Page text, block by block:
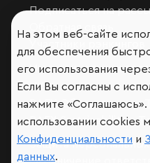
Подписаться на
Обратная связь
Участники рэнкингов
Мы в социальных
VK
RAEX Образование –
RAEX Sustainability –
Защита
На этом веб-сайте
для обеспечения
его использования
Если Вы согласны с
нажмите
использовании cookies
Конфиденциальности и
данных.